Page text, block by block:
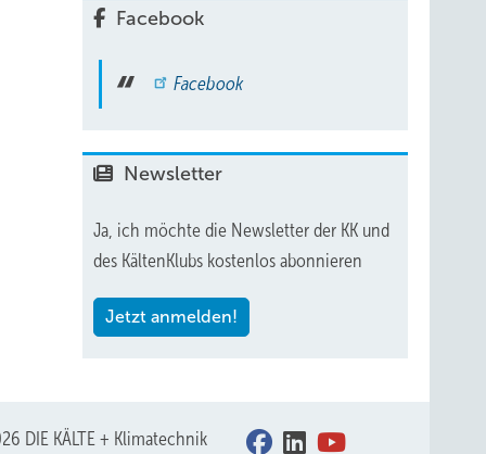
Facebook
Facebook
Newsletter
Ja, ich möchte die Newsletter der KK und
des KältenKlubs kostenlos abonnieren
Jetzt anmelden!
DIE KÄLTE + Klimatechnik